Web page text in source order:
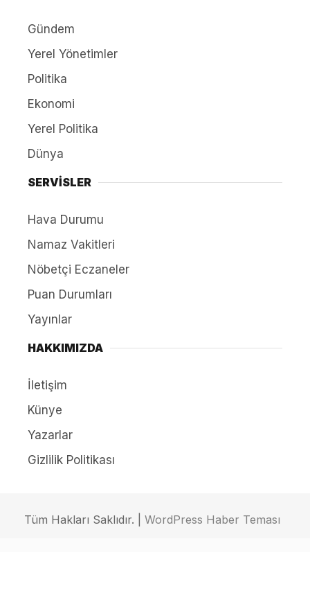
Gündem
Yerel Yönetimler
Politika
Ekonomi
Yerel Politika
Dünya
SERVİSLER
Hava Durumu
Namaz Vakitleri
Nöbetçi Eczaneler
Puan Durumları
Yayınlar
HAKKIMIZDA
İletişim
Künye
Yazarlar
Gizlilik Politikası
Tüm Hakları Saklıdır. | WordPress Haber Teması